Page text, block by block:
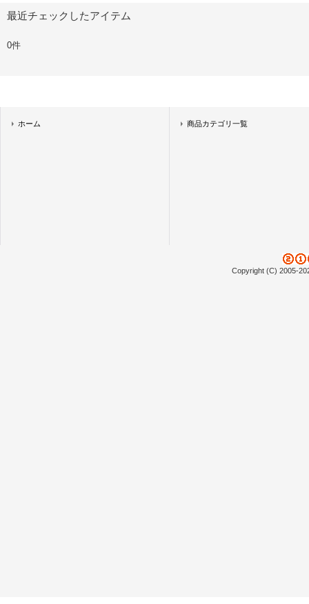
最近チェックしたアイテム
0件
ホーム 商品カテゴリ一覧
Copyright (C) 2005-